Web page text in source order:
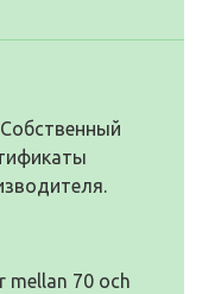
mellan 70 och